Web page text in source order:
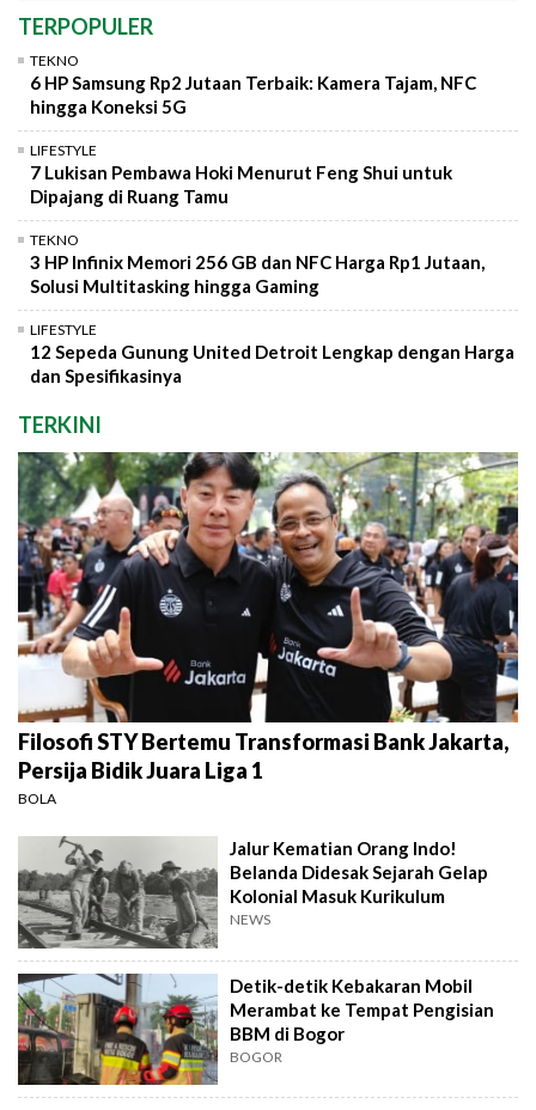
TERPOPULER
TEKNO
6 HP Samsung Rp2 Jutaan Terbaik: Kamera Tajam, NFC
hingga Koneksi 5G
LIFESTYLE
7 Lukisan Pembawa Hoki Menurut Feng Shui untuk
Dipajang di Ruang Tamu
TEKNO
3 HP Infinix Memori 256 GB dan NFC Harga Rp1 Jutaan,
Solusi Multitasking hingga Gaming
LIFESTYLE
12 Sepeda Gunung United Detroit Lengkap dengan Harga
dan Spesifikasinya
TERKINI
Filosofi STY Bertemu Transformasi Bank Jakarta,
Persija Bidik Juara Liga 1
BOLA
Jalur Kematian Orang Indo!
Belanda Didesak Sejarah Gelap
Kolonial Masuk Kurikulum
NEWS
Detik-detik Kebakaran Mobil
Merambat ke Tempat Pengisian
BBM di Bogor
BOGOR